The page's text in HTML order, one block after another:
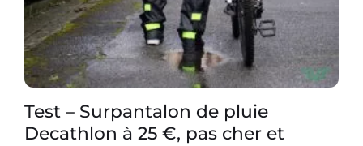
Test – Surpantalon de pluie
Decathlon à 25 €, pas cher et